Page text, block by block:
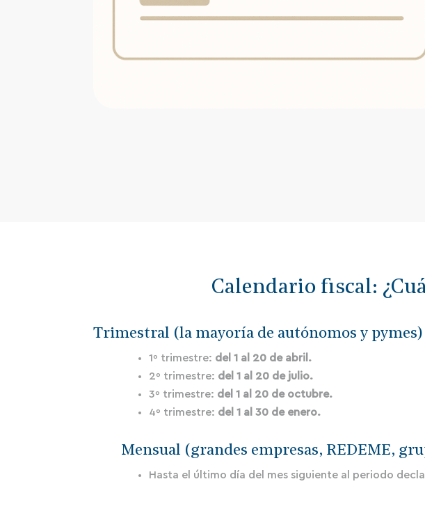
Calendario fiscal:
Trimestral (la mayoría de autónomos y pymes)
1º trimestre: del 1 al 20 de abril.
2º trimestre: del 1 al 20 de julio.
3º trimestre: del 1 al 20 de octubre.
4º trimestre: del 1 al 30 de enero.
Mensual (grandes empresas, REDEME,
Hasta el último día del mes siguiente al periodo